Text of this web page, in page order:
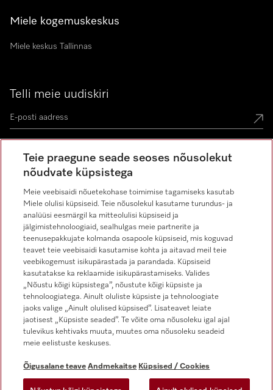
Miele kogemuskeskus
Miele keskus Tallinnas
Telli meie uudiskiri
Õigusalane teave
Üldtingimused
Andmekaitse
Kasutustingimused
Digiteenuste seadus
Teie praegune seade seoses nõusolekut
nõudvate küpsistega
Meie veebisaidi nõuetekohase toimimise tagamiseks kasutab
Miele olulisi küpsiseid. Teie nõusolekul kasutame turundus- ja
analüüsi eesmärgil ka mitteolulisi küpsiseid ja
jälgimistehnoloogiaid, sealhulgas meie partnerite ja
teenusepakkujate kolmanda osapoole küpsiseid, mis koguvad
teavet teie veebisaidi kasutamise kohta ja aitavad meil teie
veebikogemust isikupärastada ja parandada. Küpsiseid
kasutatakse ka reklaamide isikupärastamiseks. Valides
„Nõustu kõigi küpsistega”, nõustute kõigi küpsiste ja
tehnoloogiatega. Ainult oluliste küpsiste ja tehnoloogiate
jaoks valige „Ainult olulised küpsised”. Lisateavet leiate
jaotisest „Küpsiste seaded”. Te võite oma nõusoleku igal ajal
tulevikus kehtivaks muuta, muutes oma nõusoleku seadeid
meie eelistuste keskuses.
Õigusalane teave Andmekaitse Küpsised / Cookies